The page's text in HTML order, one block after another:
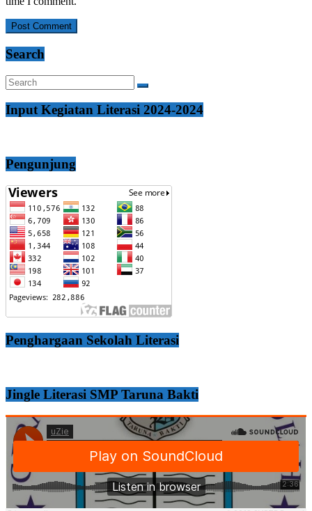
Search
Input Kegiatan Literasi 2024-2024
Pengunjung
Penghargaan Sekolah Literasi
Jingle Literasi SMP Taruna Bakti